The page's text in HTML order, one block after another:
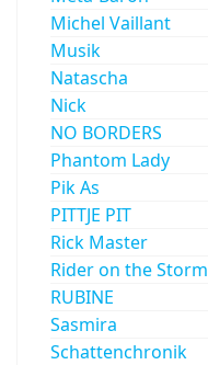
Michel Vaillant
Musik
Natascha
Nick
NO BORDERS
Phantom Lady
Pik As
PITTJE PIT
Rick Master
Rider on the Storm
RUBINE
Sasmira
Schattenchronik